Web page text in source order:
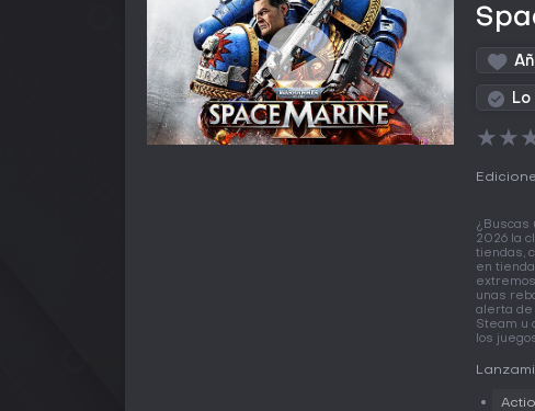
★★
¿Buscas
2026 la
tiendas,
en
unas
alerta de
Steam u
los